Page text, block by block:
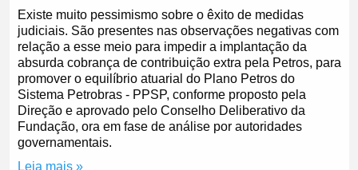
Existe muito pessimismo sobre o êxito de medidas
judiciais. São presentes nas observações negativas com
relação a esse meio para impedir a implantação da
absurda cobrança de contribuição extra pela Petros, para
promover o equilíbrio atuarial do Plano Petros do
Sistema Petrobras - PPSP, conforme proposto pela
Direção e aprovado pelo Conselho Deliberativo da
Fundação, ora em fase de análise por autoridades
governamentais.
Leia mais »